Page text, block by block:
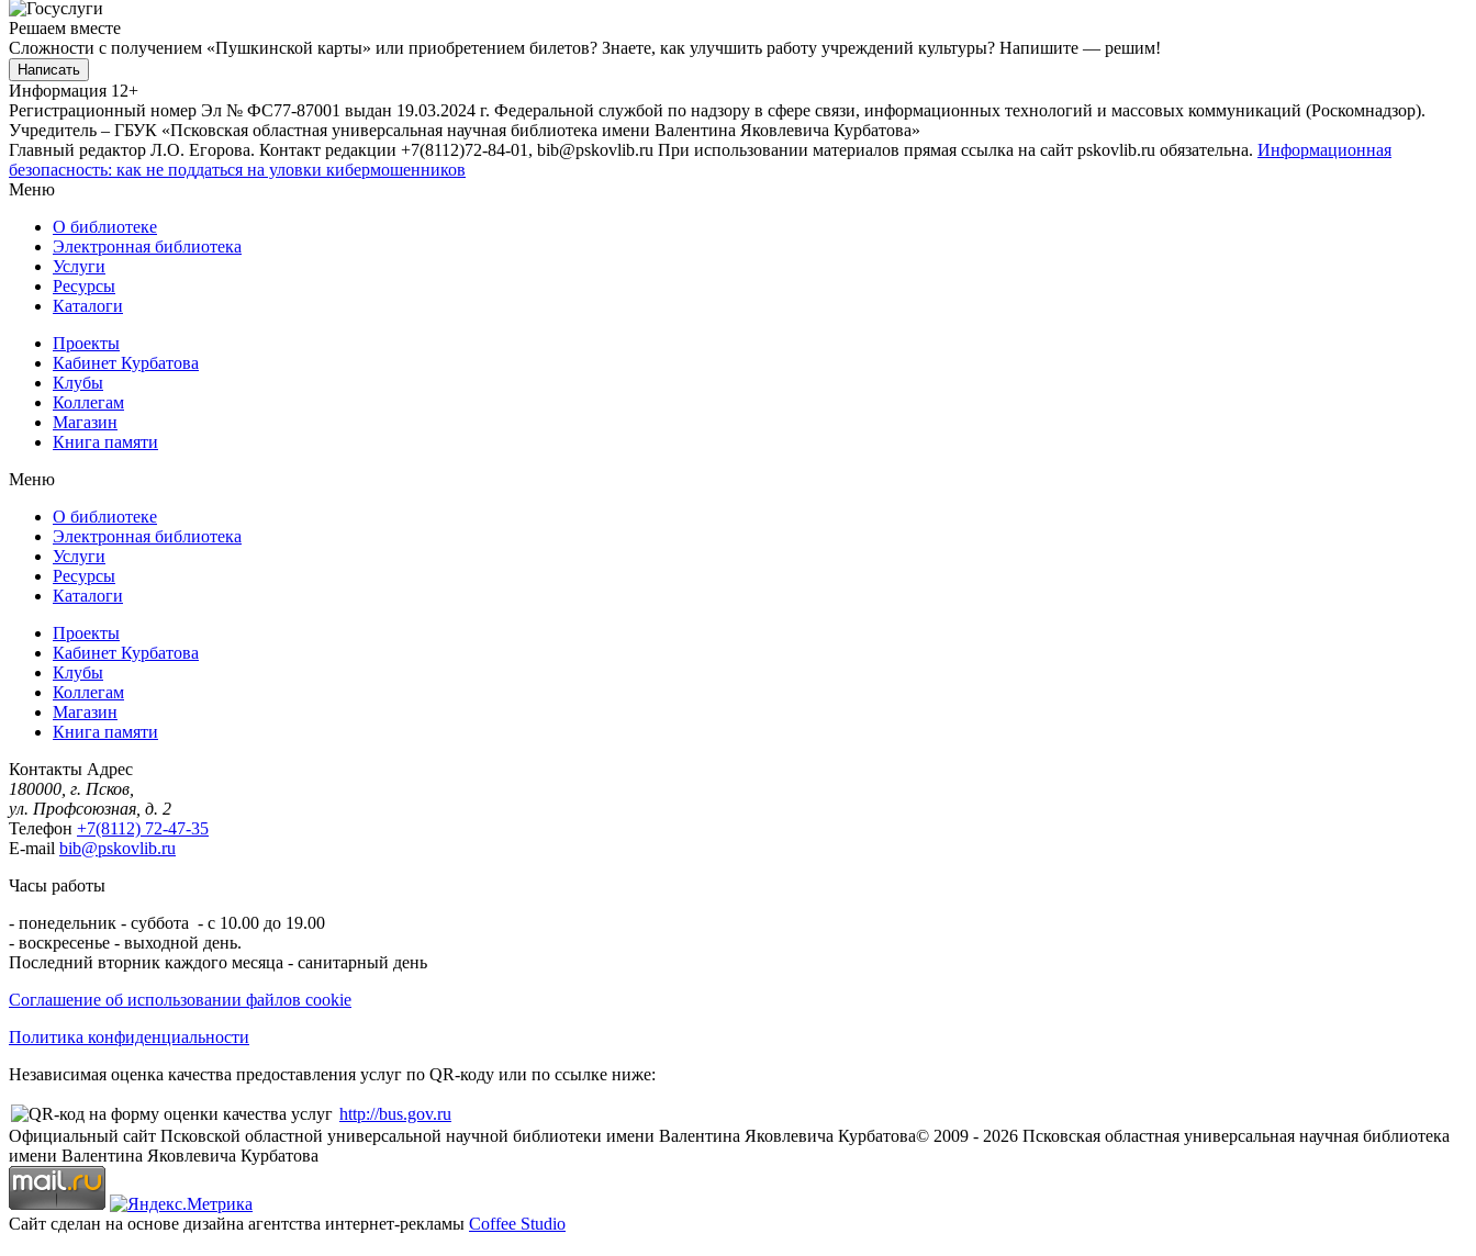
Решаем вместе
Сложности с получением «Пушкинской карты» или приобретением билетов? Знаете, как улучшить работу учреждений культуры? Напишите — решим!
Написать
Информация 12+
Регистрационный номер Эл № ФС77-87001 выдан 19.03.2024 г. Федеральной службой по надзору в сфере связи, информационных технологий и массовых коммуникаций (Роскомнадзор).
Учредитель – ГБУК «Псковская областная универсальная научная библиотека имени Валентина Яковлевича Курбатова»
Главный редактор Л.О. Егорова. Контакт редакции +7(8112)72-84-01, bib@pskovlib.ru При использовании материалов прямая ссылка на сайт pskovlib.ru обязательна. Информационная
безопасность: как не поддаться на уловки кибермошенников
Меню
О библиотеке
Электронная библиотека
Услуги
Ресурсы
Каталоги
Проекты
Кабинет Курбатова
Клубы
Коллегам
Магазин
Книга памяти
Меню
О библиотеке
Электронная библиотека
Услуги
Ресурсы
Каталоги
Проекты
Кабинет Курбатова
Клубы
Коллегам
Магазин
Книга памяти
Контакты Адрес
180000, г. Псков,
ул. Профсоюзная, д. 2
Телефон +7(8112) 72-47-35
E-mail bib@pskovlib.ru
Часы работы
- понедельник - суббота - с 10.00 до 19.00
- воскресенье - выходной день.
Последний вторник каждого месяца - санитарный день
Соглашение об использовании файлов cookie
Политика конфиденциальности
Независимая оценка качества предоставления услуг по QR-коду или по ссылке ниже:
http://bus.gov.ru
Официальный сайт Псковской областной универсальной научной библиотеки имени Валентина Яковлевича Курбатова© 2009 - 2026 Псковская областная универсальная научная библиотека
имени Валентина Яковлевича Курбатова
Сайт сделан на основе дизайна агентства интернет-рекламы Coffee Studio